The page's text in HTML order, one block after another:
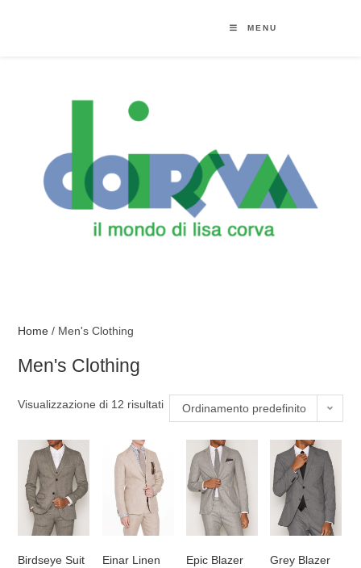
MENU
Home / Men's Clothing
Men's Clothing
Visualizzazione di 12 risultati Ordinamento predefinito
Birdseye Suit
Einar Linen
Epic Blazer
Grey Blazer